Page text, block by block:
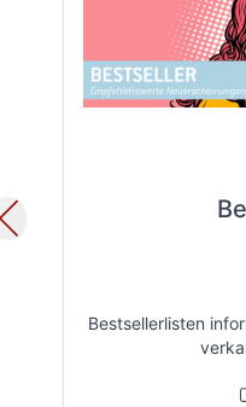
Bestsellerlisten